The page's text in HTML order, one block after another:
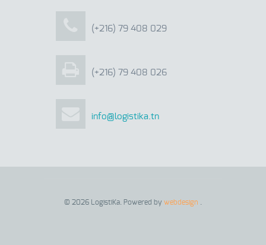
(+216) 79 408 029
(+216) 79 408 026
info@logistika.tn
© 2026 LogistiKa. Powered by webdesign